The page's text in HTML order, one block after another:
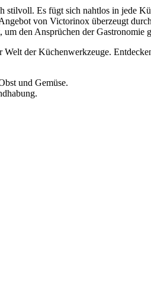
Es fügt sich nahtlos in jede
von Victorinox überzeugt
den Ansprüchen der Gastronomie
der Küchenwerkzeuge.
und Gemüse.